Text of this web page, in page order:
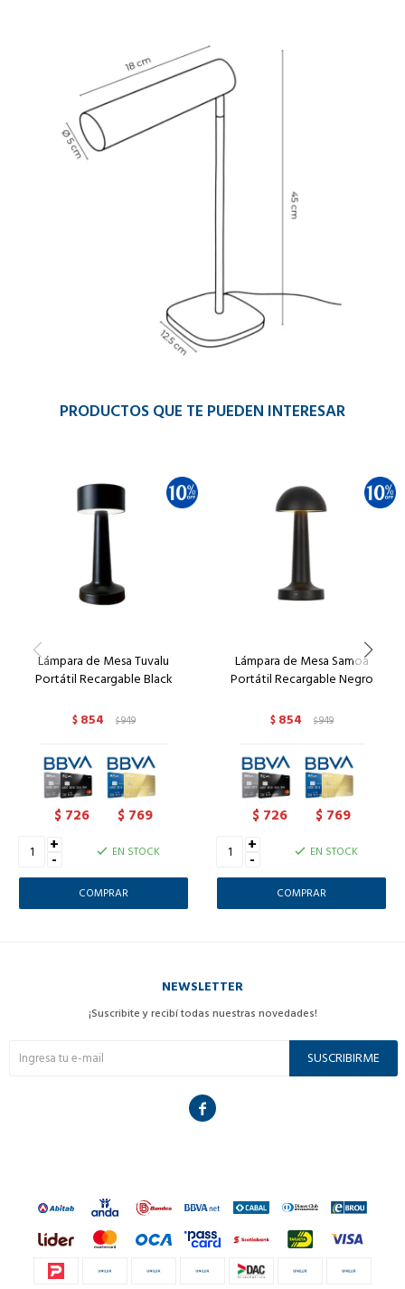
PRODUCTOS QUE TE PUEDEN INTERESAR
Lámpara de Mesa Tuvalu
Portátil Recargable Black
$ 854 $949
$ 726 $ 769
+
- EN STOCK
Lámpara de Mesa Samoa
Portátil Recargable Negro
$ 854 $949
$ 726 $ 769
+
- EN STOCK
NEWSLETTER
¡Suscribite y recibí todas nuestras novedades!
SUSCRIBIRME
